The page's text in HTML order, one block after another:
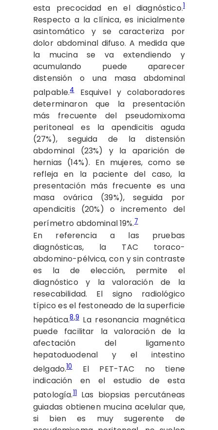
esta precocidad en el diagnóstico.1
Respecto a la clínica, es inicialmente
asintomático y se caracteriza por
dolor abdominal difuso. A medida que
la mucina se va extendiendo y
acumulando puede aparecer
distensión o una masa abdominal
palpable.4Esquivel y colaboradores
determinaron que la presentación
más frecuente del pseudomixoma
peritoneal es la apendicitis aguda
(27%), seguida de la distensión
abdominal (23%) y la aparición de
hernias (14%). En mujeres, como se
refleja en la paciente del caso, la
presentación más frecuente es una
masa ovárica (39%), seguida por
apendicitis (20%) o incremento del
perímetro abdominal 19%.7
En referencia a las pruebas
diagnósticas, la TAC toraco-
abdomino-pélvica, con y sin contraste
es la de elección, permite el
diagnóstico y la valoración de la
resecabilidad. El signo radiológico
típico es el festoneado de la superficie
hepática.8,9La resonancia magnética
puede facilitar la valoración de la
afectación del ligamento
hepatoduodenal y el intestino
delgado.10El PET-TAC no tiene
indicación en el estudio de esta
patología.11Las biopsias percutáneas
guiadas obtienen mucina acelular que,
si bien es muy sugerente de